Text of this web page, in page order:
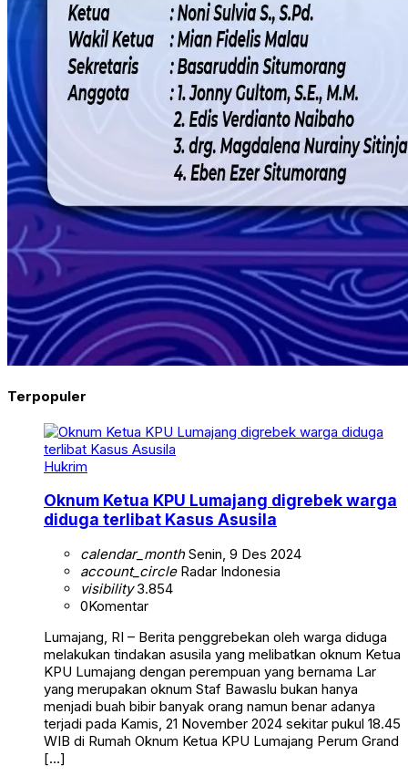
Terpopuler
Hukrim
Oknum Ketua KPU Lumajang digrebek warga
diduga terlibat Kasus Asusila
calendar_monthSenin, 9 Des 2024
account_circleRadar Indonesia
visibility3.854
0Komentar
Lumajang, RI – Berita penggrebekan oleh warga diduga
melakukan tindakan asusila yang melibatkan oknum Ketua
KPU Lumajang dengan perempuan yang bernama Lar
yang merupakan oknum Staf Bawaslu bukan hanya
menjadi buah bibir banyak orang namun benar adanya
terjadi pada Kamis, 21 November 2024 sekitar pukul 18.45
WIB di Rumah Oknum Ketua KPU Lumajang Perum Grand
[…]